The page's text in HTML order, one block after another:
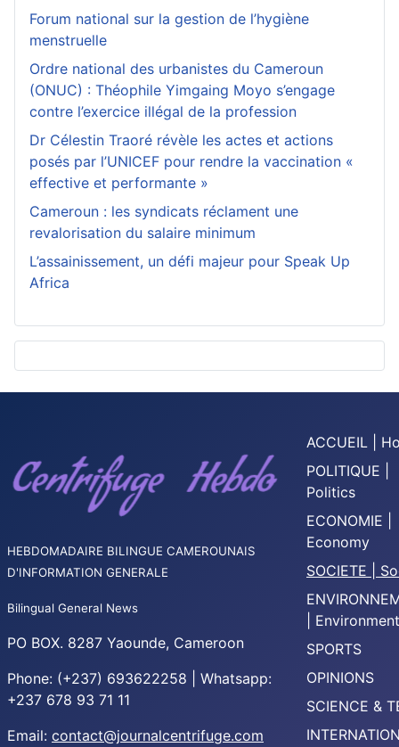
Forum national sur la gestion de l’hygiène
menstruelle
Ordre national des urbanistes du Cameroun
(ONUC) : Théophile Yimgaing Moyo s’engage
contre l’exercice illégal de la profession
Dr Célestin Traoré révèle les actes et actions
posés par l’UNICEF pour rendre la vaccination «
effective et performante »
Cameroun : les syndicats réclament une
revalorisation du salaire minimum
L’assainissement, un défi majeur pour Speak Up
Africa
HEBDOMADAIRE BILINGUE CAMEROUNAIS
D'INFORMATION GENERALE
Bilingual General News
PO BOX. 8287 Yaounde, Cameroon
Phone: (+237) 693622258 | Whatsapp:
+237 678 93 71 11
Email: contact@journalcentrifuge.com
ACCUEIL |
POLITIQUE |
Politics
ECONOMIE |
Economy
SOCIETE |
| Environment
SPORTS
OPINIONS
SCIENCE &